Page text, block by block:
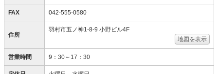
FAX 042-555-0580
住所
羽村市五ノ神1-8-9 小野ビル4F
地図を表示
営業時間 9：30～17：30